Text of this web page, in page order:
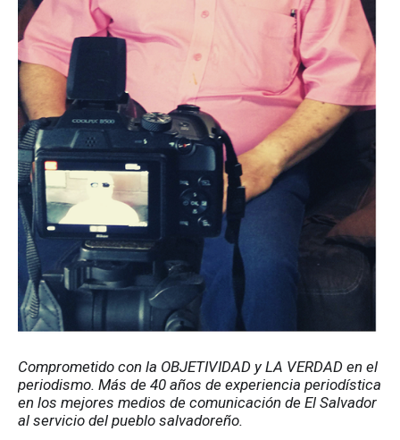
Comprometido con la OBJETIVIDAD y LA VERDAD en el
periodismo. Más de 40 años de experiencia periodística
en los mejores medios de comunicación de El Salvador
al servicio del pueblo salvadoreño.